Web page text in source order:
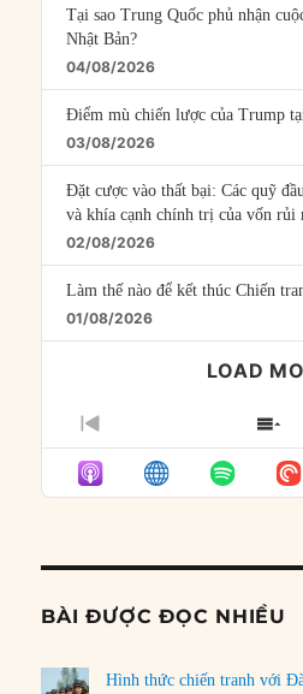
Tại sao Trung Quốc phủ nhận
Nhật Bản?
04/08/2026
Điểm mù chiến lược của Trump
03/08/2026
Đặt cược vào thất bại: Các quỹ
và khía cạnh chính trị của vốn rủi
02/08/2026
Làm thế nào để kết thúc Chiến
01/08/2026
LOAD
PREVIOUS
EPISODE
BÀI ĐƯỢC ĐỌC NHIỀU
Hình thức chiến tranh với